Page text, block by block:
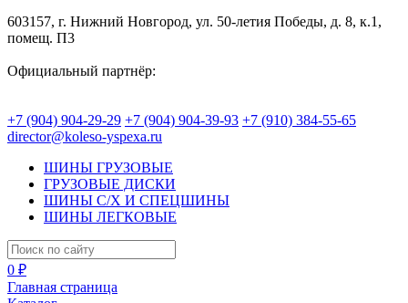
603157, г. Нижний Новгород, ул. 50-летия Победы, д. 8, к.1,
помещ. П3
Официальный партнёр:
+7 (904) 904-29-29 +7 (904) 904-39-93 +7 (910) 384-55-65
director@koleso-yspexa.ru
ШИНЫ ГРУЗОВЫЕ
ГРУЗОВЫЕ ДИСКИ
ШИНЫ С/Х И СПЕЦШИНЫ
ШИНЫ ЛЕГКОВЫЕ
0 ₽
Главная страница